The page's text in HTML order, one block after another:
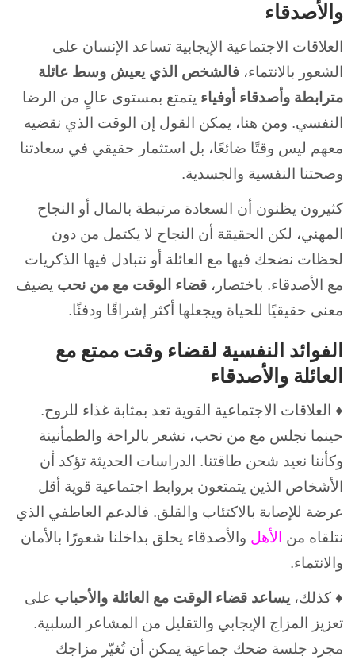
والأصدقاء
العلاقات الاجتماعية الإيجابية تساعد الإنسان على
الشعور بالانتماء، فالشخص الذي يعيش وسط عائلة
مترابطة وأصدقاء أوفياء يتمتع بمستوى عالٍ من الرضا
النفسي. ومن هنا، يمكن القول إن الوقت الذي نقضيه
معهم ليس وقتًا ضائعًا، بل استثمار حقيقي في سعادتنا
وصحتنا النفسية والجسدية.
كثيرون يظنون أن السعادة مرتبطة بالمال أو النجاح
المهني، لكن الحقيقة أن النجاح لا يكتمل من دون
لحظات نضحك فيها مع العائلة أو نتبادل فيها الذكريات
مع الأصدقاء. باختصار، قضاء الوقت مع من نحب يضيف
معنى حقيقيًا للحياة ويجعلها أكثر إشراقًا ودفئًا.
الفوائد النفسية لقضاء وقت ممتع مع
العائلة والأصدقاء
♦ العلاقات الاجتماعية القوية تعد بمثابة غذاء للروح.
حينما نجلس مع من نحب، نشعر بالراحة والطمأنينة
وكأننا نعيد شحن طاقتنا. الدراسات الحديثة تؤكد أن
الأشخاص الذين يتمتعون بروابط اجتماعية قوية أقل
عرضة للإصابة بالاكتئاب والقلق. فالدعم العاطفي الذي
نتلقاه من الأهل والأصدقاء يخلق بداخلنا شعورًا بالأمان
والانتماء.
♦ كذلك، يساعد قضاء الوقت مع العائلة والأحباب على
تعزيز المزاج الإيجابي والتقليل من المشاعر السلبية.
مجرد جلسة ضحك جماعية يمكن أن تُغيّر مزاجك